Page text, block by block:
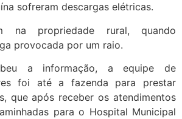
sofreram descargas elétricas.
na propriedade rural, quando
provocada por um raio.
a informação, a equipe de
foi até a fazenda para prestar
que após receber os atendimentos
para o Hospital Municipal